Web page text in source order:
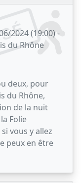
2024 (19:00) -
du Rhône
deux, pour
du Rhône,
de la nuit
Folie
vous y allez
peux en être